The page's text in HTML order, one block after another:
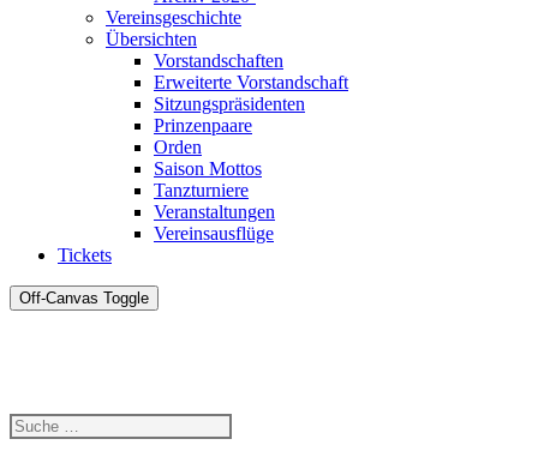
Vereinsgeschichte
Übersichten
Vorstandschaften
Erweiterte Vorstandschaft
Sitzungspräsidenten
Prinzenpaare
Orden
Saison Mottos
Tanzturniere
Veranstaltungen
Vereinsausflüge
Tickets
Off-Canvas Toggle